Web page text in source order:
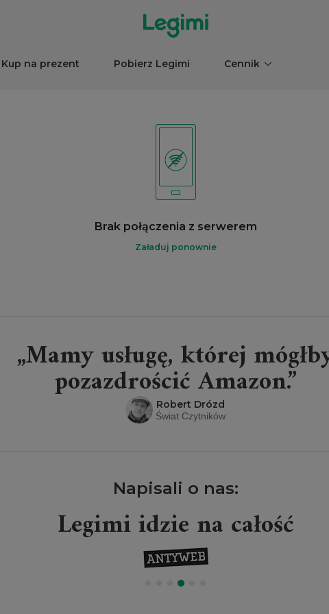
Kup na prezent Pobierz Legimi Cennik
Brak połączenia z serwerem
Załaduj ponownie
„Mamy usługę, której
pozazdrościć Amazon.”
Robert Drózd
Świat Czytników
Napisali o nas:
Legimi idzie na całość